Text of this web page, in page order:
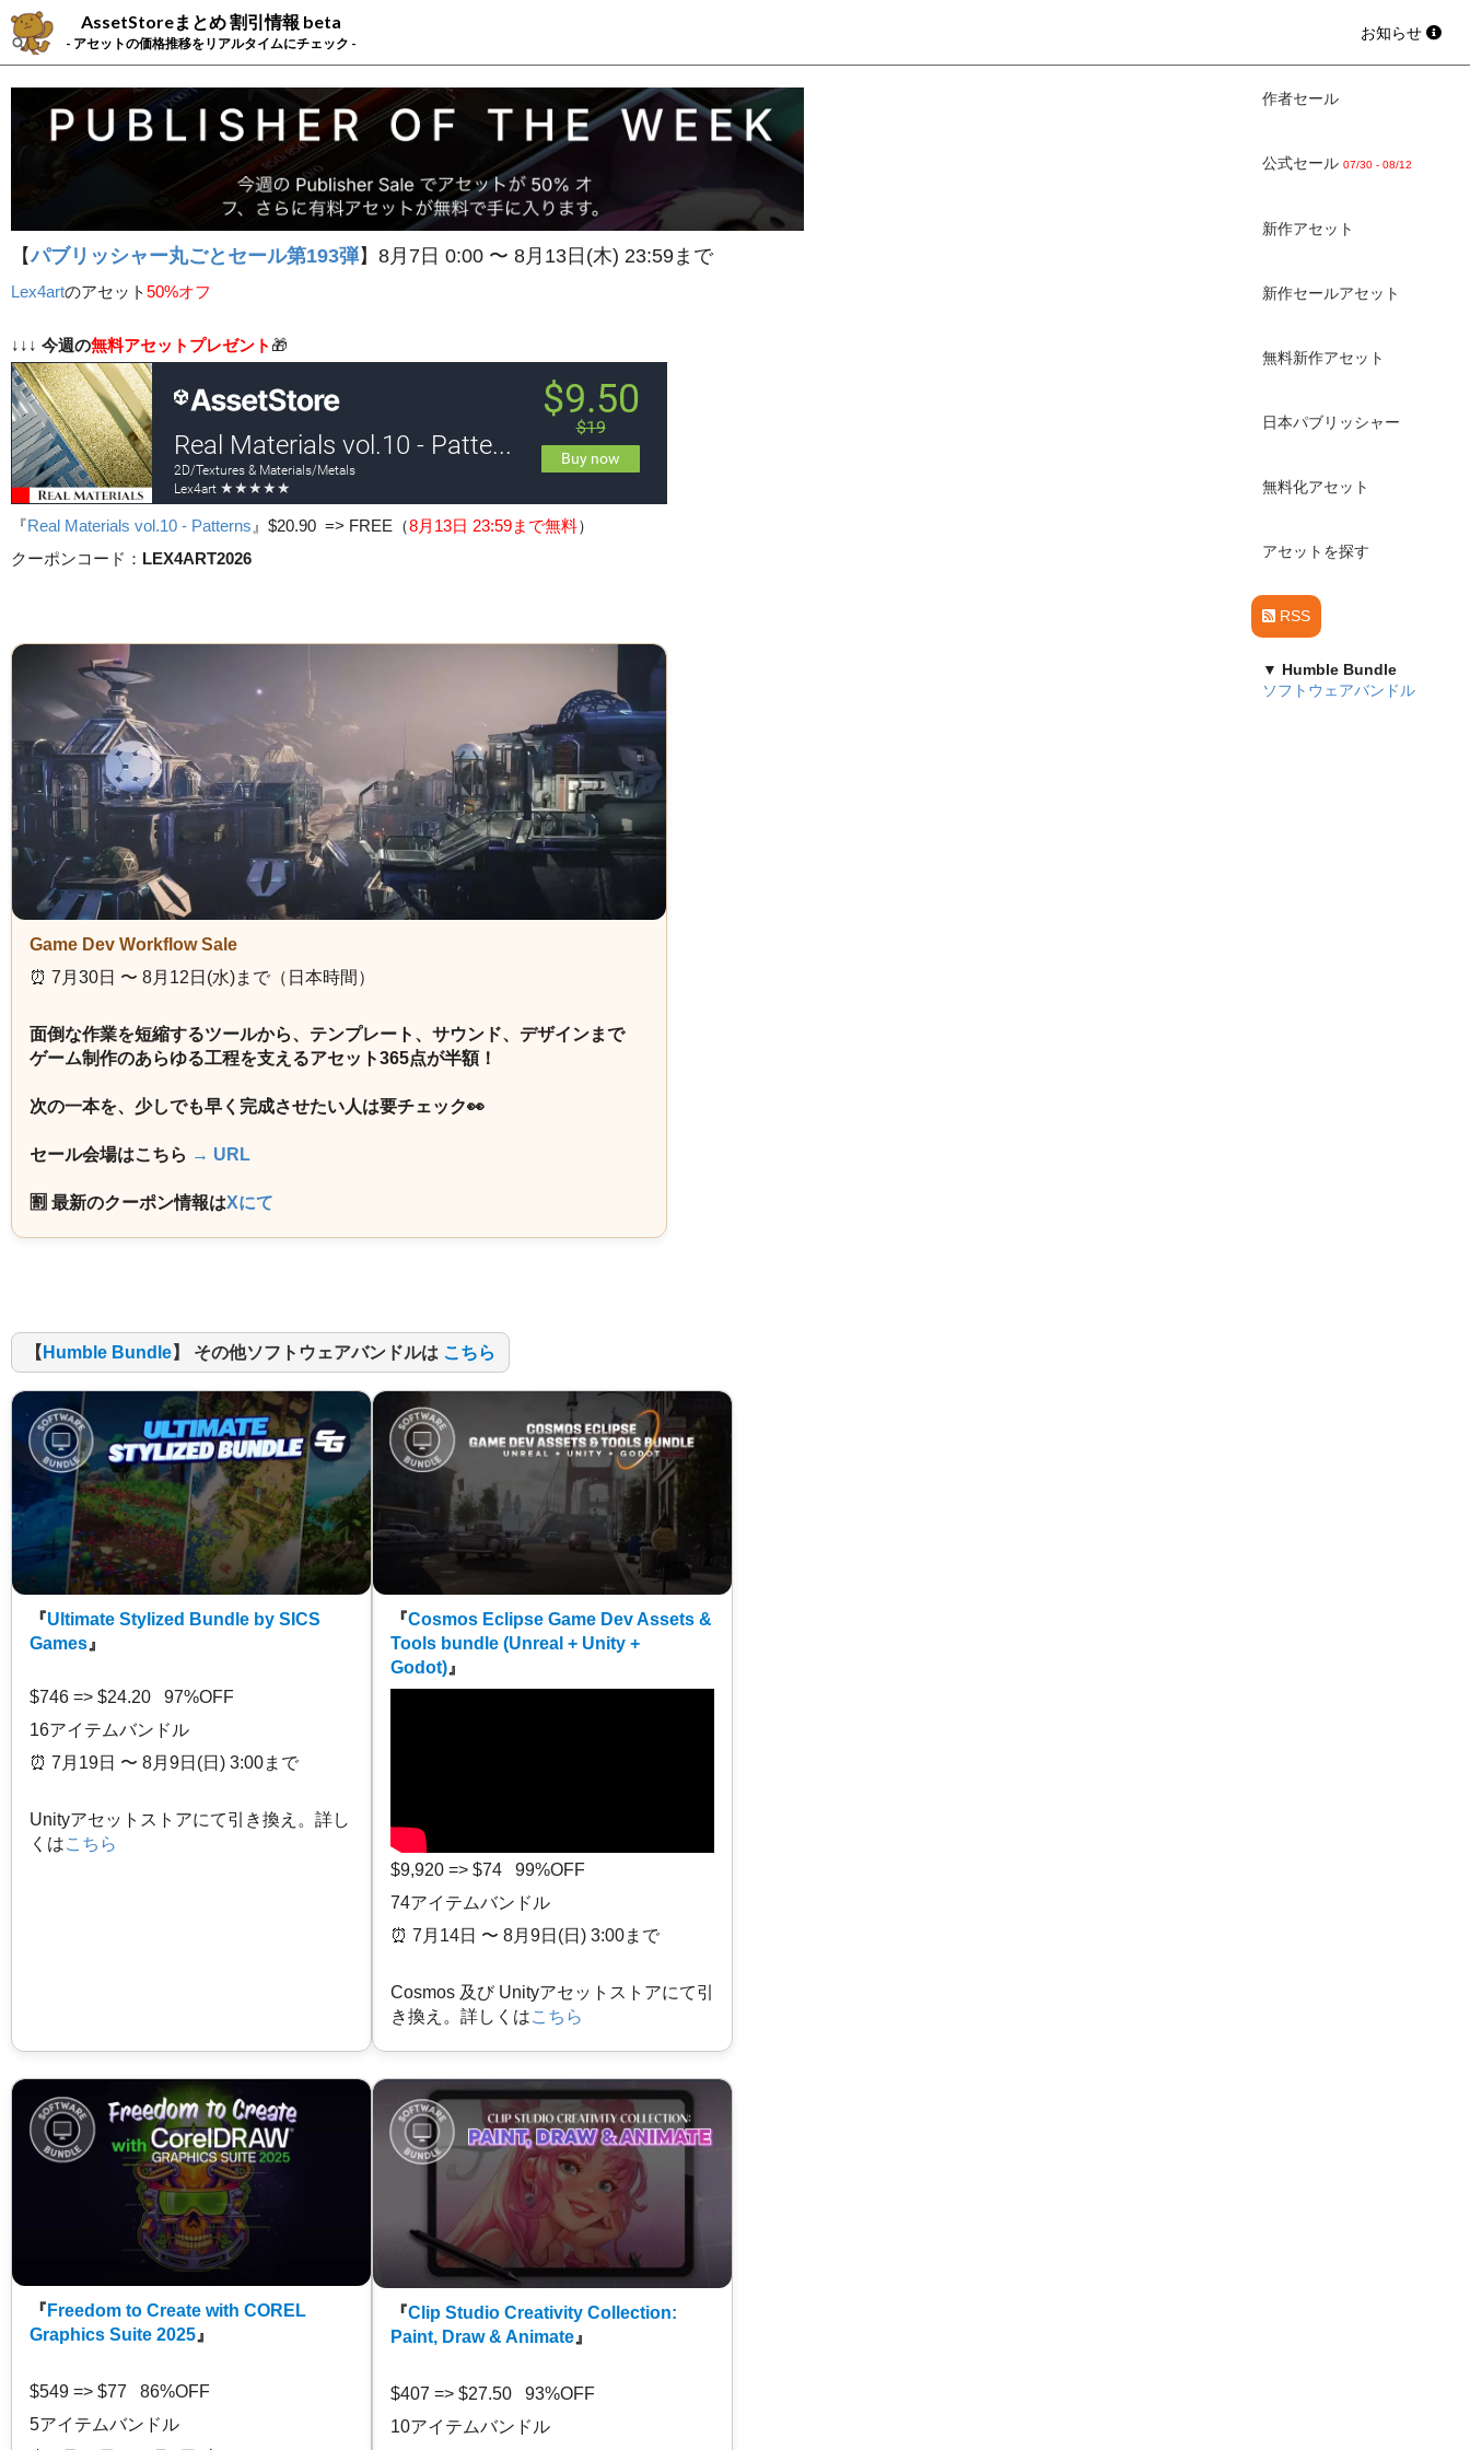
AssetStoreまとめ 割引情報 beta
- アセットの価格推移をリアルタイムにチェック -
お知らせ
【パブリッシャー丸ごとセール第193弾】8月7日 0:00 〜 8月13日(木) 23:59まで
Lex4artのアセット50%オフ
↓↓↓ 今週の無料アセットプレゼント 🎁
『Real Materials vol.10 - Patterns 』 $20.90 => FREE （8月13日 23:59まで無料）
クーポンコード： LEX4ART2026
Game Dev Workflow Sale
⏰️ 7月30日 〜 8月12日(水)まで（日本時間）
面倒な作業を短縮するツールから、テンプレート、サウンド、デザインまで
ゲーム制作のあらゆる工程を支えるアセット365点が半額！
次の一本を、少しでも早く完成させたい人は要チェック👀
セール会場はこちら → URL
🈹 最新のクーポン情報はXにて
【 Humble Bundle】 その他ソフトウェアバンドルは こちら
『Ultimate Stylized Bundle by SICS
Games』
$746 => $24.20 97%OFF
16アイテムバンドル
⏰️ 7月19日 〜 8月9日(日) 3:00まで
Unityアセットストアにて引き換え。詳し
くはこちら
『Cosmos Eclipse Game Dev Assets &
Tools bundle (Unreal + Unity +
Godot)』
$9,920 => $74 99%OFF
74アイテムバンドル
⏰️ 7月14日 〜 8月9日(日) 3:00まで
Cosmos 及び Unityアセットストアにて引
き換え。詳しくはこちら
『 Freedom to Create with COREL
Graphics Suite 2025 』
$549 => $77 86%OFF
5アイテムバンドル
『Clip Studio Creativity Collection:
Paint, Draw & Animate 』
$407 => $27.50 93%OFF
10アイテムバンドル
作者セール
公式セール 07/30 - 08/12
新作アセット
新作セールアセット
無料新作アセット
日本パブリッシャー
無料化アセット
アセットを探す
RSS
▼ Humble Bundle
ソフトウェアバンドル